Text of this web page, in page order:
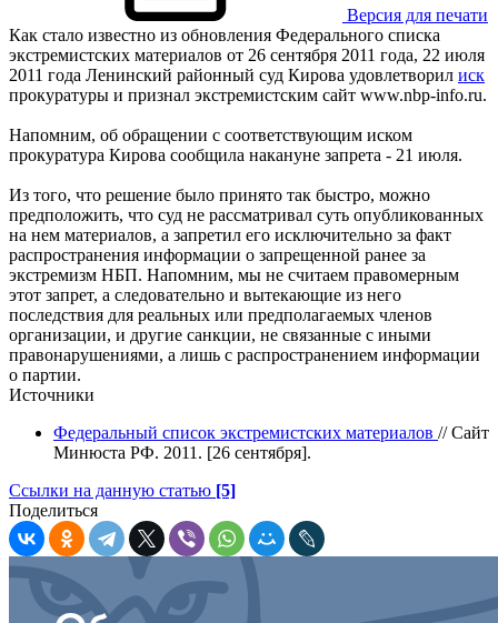
Версия для печати
Как стало известно из обновления Федерального списка
экстремистских материалов от 26 сентября 2011 года, 22 июля
2011 года Ленинский районный суд Кирова удовлетворил иск
прокуратуры и признал экстремистским сайт www.nbp-info.ru.
Напомним, об обращении с соответствующим иском
прокуратура Кирова сообщила накануне запрета - 21 июля.
Из того, что решение было принято так быстро, можно
предположить, что суд не рассматривал суть опубликованных
на нем материалов, а запретил его исключительно за факт
распространения информации о запрещенной ранее за
экстремизм НБП. Напомним, мы не считаем правомерным
этот запрет, а следовательно и вытекающие из него
последствия для реальных или предполагаемых членов
организации, и другие санкции, не связанные с иными
правонарушениями, а лишь с распространением информации
о партии.
Источники
Федеральный список экстремистских материалов // Сайт
Минюста РФ. 2011. [26 сентября].
Ссылки на данную статью [5]
Поделиться